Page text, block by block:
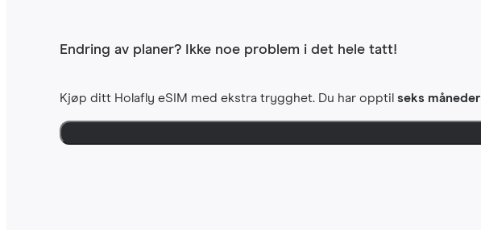
Endring av planer? Ikke noe problem i det hele tatt!
Kjøp ditt Holafly eSIM med ekstra trygghet. Du har opptilseks måneder